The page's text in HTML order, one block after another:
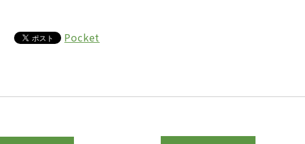
Pocket